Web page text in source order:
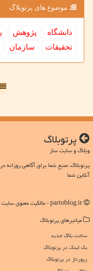
موضوع های پرتوبلاگ
دانشگاه پژوهش
تحقیقات
سازمان
پرتوبلاگ
وبلاگ و سایت ساز
پرتوبلاگ، منبع شما برای آگاهی
آنلاین شما
میانبرهای پرتوبلاگ
ساخت بلاگ جدید
بک لینک در پرتوبلاگ
رپورتاژ در پرتوبلاگ